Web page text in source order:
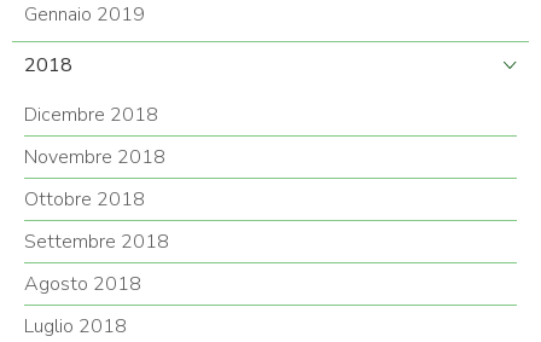
Gennaio 2019
2018
Dicembre 2018
Novembre 2018
Ottobre 2018
Settembre 2018
Agosto 2018
Luglio 2018